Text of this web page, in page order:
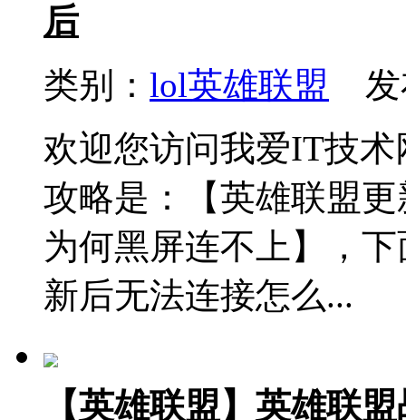
后
类别： lol英雄联盟 发
欢迎您访问我爱IT技
攻略是：【英雄联盟
为何黑屏连不上】，
新后无法连接怎么...
【英雄联盟】英雄联